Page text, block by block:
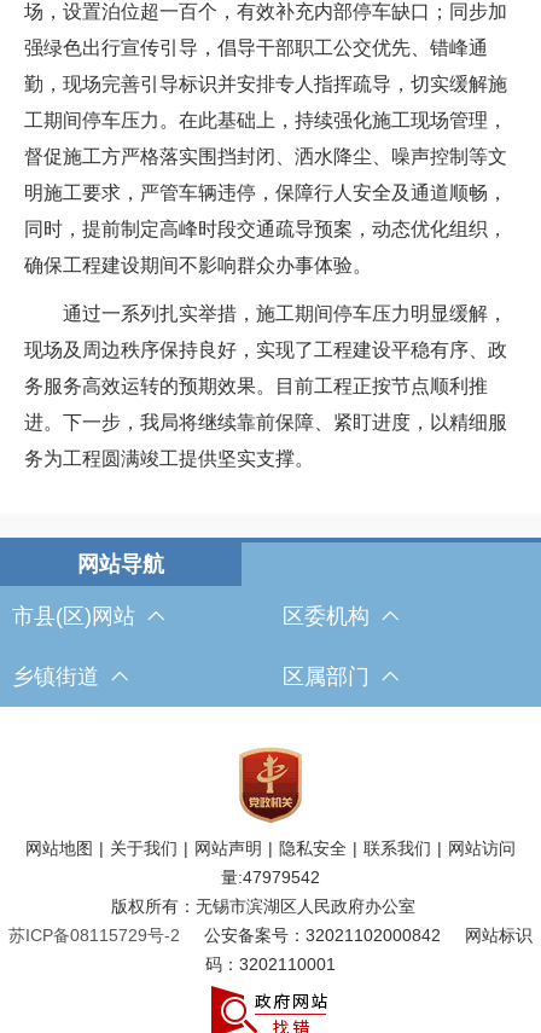
场，设置泊位超一百个，有效补充内部停车缺口；同步加
强绿色出行宣传引导，倡导干部职工公交优先、错峰通
勤，现场完善引导标识并安排专人指挥疏导，切实缓解施
工期间停车压力。在此基础上，持续强化施工现场管理，
督促施工方严格落实围挡封闭、洒水降尘、噪声控制等文
明施工要求，严管车辆违停，保障行人安全及通道顺畅，
同时，提前制定高峰时段交通疏导预案，动态优化组织，
确保工程建设期间不影响群众办事体验。
通过一系列扎实举措，施工期间停车压力明显缓解，
现场及周边秩序保持良好，实现了工程建设平稳有序、政
务服务高效运转的预期效果。目前工程正按节点顺利推
进。下一步，我局将继续靠前保障、紧盯进度，以精细服
务为工程圆满竣工提供坚实支撑。
市县(区)网站 区委机构
乡镇街道 区属部门
网站地图 | 关于我们 | 网站声明 | 隐私安全 | 联系我们 | 网站访问
量:47979542
版权所有：无锡市滨湖区人民政府办公室
苏ICP备08115729号-2
公安备案号：32021102000842
网站标识
码：3202110001